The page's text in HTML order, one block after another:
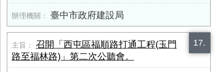
臺中市政府建設局
17.
召開「西屯區福順路打通工程(玉門
路至福林路)」第二次公聽會。